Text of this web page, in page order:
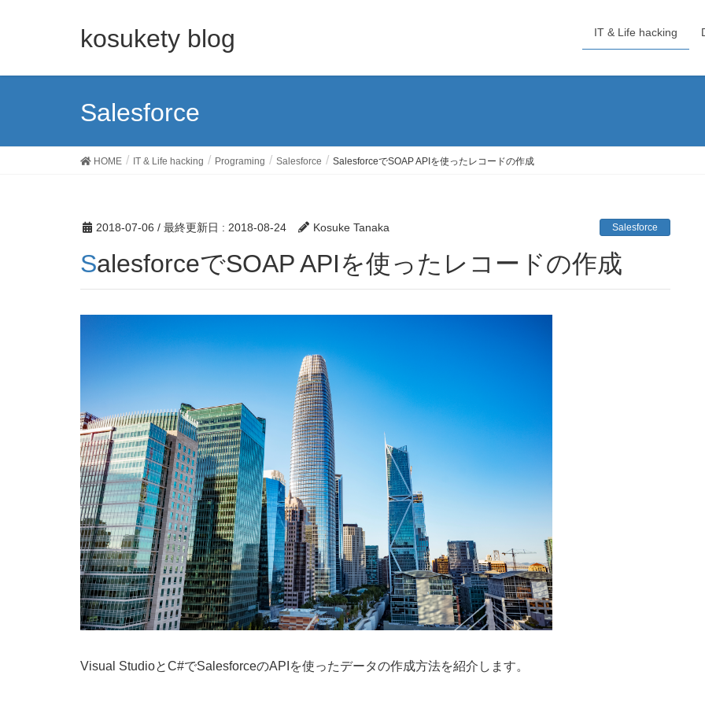
kosukety blog IT & Life hacking
Salesforce
HOME IT & Life hacking Programing Salesforce SalesforceでSOAP APIを使ったレコードの作成
2018-07-06 / 最終更新日 : 2018-08-24 Kosuke Tanaka Salesforce
SalesforceでSOAP APIを使ったレコードの作成
Visual StudioとC#でSalesforceのAPIを使ったデータの作成方法を紹介します。